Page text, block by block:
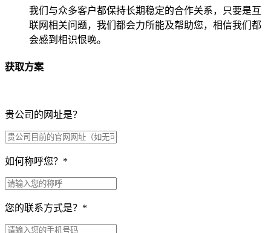
我们与众多客户都保持长期稳定的合作关系，只要是互
联网相关问题，我们都会力所能及帮助您，相信我们都
会感到相识恨晚。
获取方案
贵公司的网址是？
如何称呼您？ *
您的联系方式是？ *